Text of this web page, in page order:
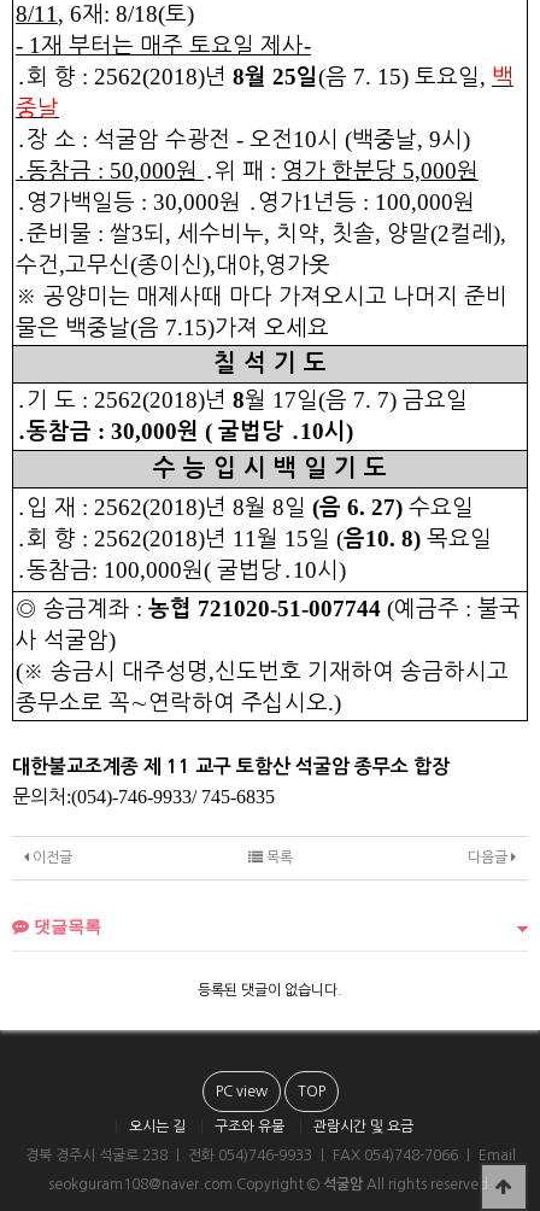
8/11 , 6재 : 8/18(토)
- 1 재 부터는 매주 토요일 제사-
․ 회 향 : 2562(2018)년 8월 25일(음 7. 15) 토요일 , 백
중날
․ 장 소 : 석굴암 수광전 - 오전10시 (백중날, 9시 )
․동참금 : 50,000원 ․ 위 패 : 영가 한분당 5,000원
․ 영가백일등 : 30,000원 ․ 영가1 년등 : 100,000원
․준비물 : 쌀3되 , 세수비누, 치약, 칫솔, 양말(2컬레 ),
수건,고무신(종이신),대야,영가옷
※ 공양미는 매제사때 마다 가져오시고 나머지 준비
물은 백중날(음 7.15)가져 오세요
칠 석 기 도
․ 기 도 : 2562(2018)년 8월 17일(음 7. 7) 금요일
․동참금 : 30,000원 ( 굴법당 ․10시 )
수 능 입 시 백 일 기 도
․ 입 재 : 2562(2018)년 8월 8일 (음 6. 27) 수요일
․ 회 향 : 2562(2018)년 11 월 15일 (음10. 8) 목요일
․동참금: 100,000원( 굴법당 ․ 10시 )
◎ 송금계좌 : 농협 721020-51-007744 (예금주 : 불국
사 석굴암)
(※ 송금시 대주성명,신도번호 기재하여 송금하시고
종무소로 꼭∼연락하여 주십시오.)
대한불교조계종 제 11 교구 토함산 석굴암 종무소 합장
문의처 :(054)-746-9933/ 745-6835
이전글 다음글
목록
댓글목록
등록된 댓글이 없습니다.
PC view TOP
오시는 길 구조와 유물
관람시간 및 요금
경북 경주시 석굴로 238 ㅣ 전화 054)746-9933 ㅣ FAX 054)748-7066 ㅣ Email
seokguram108@naver.com Copyright © 석굴암All rights reserved.